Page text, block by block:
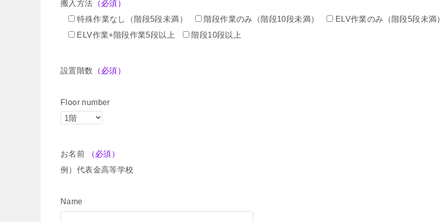
搬入方法 （必須）
特殊作業なし（階段5段未満）
階段作業のみ（階段10段未満）
ELV作業のみ（階段5段未満
ELV作業+階段作業5段以上
階段10段以上
設置階数 （必須）
Floor number
お名前
（必須）
例）代表金高等学校
Name